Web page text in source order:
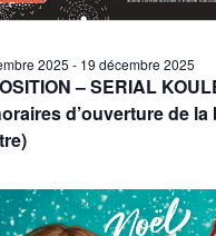
– SERIAL
d’ouverture de
2025 - 19 décembre 2025